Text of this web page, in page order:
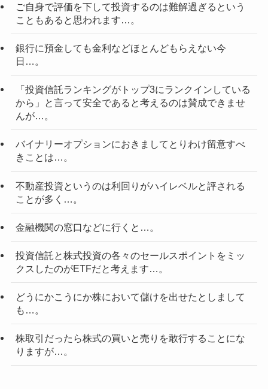
ご自身で評価を下して投資するのは難解過ぎるという
こともあると思われます…。
銀行に預金しても金利などほとんどもらえない今
日…。
「投資信託ランキングがトップ3にランクインしている
から」と言って安全であると考えるのは賛成できませ
んが…。
バイナリーオプションにおきましてとりわけ留意すべ
きことは…。
不動産投資というのは利回りがハイレベルと評される
ことが多く…。
金融機関の窓口などに行くと…。
投資信託と株式投資の各々のセールスポイントをミッ
クスしたのがETFだと考えます…。
どうにかこうにか株において儲けを出せたとしまして
も…。
株取引だったら株式の買いと売りを敢行することにな
りますが…。